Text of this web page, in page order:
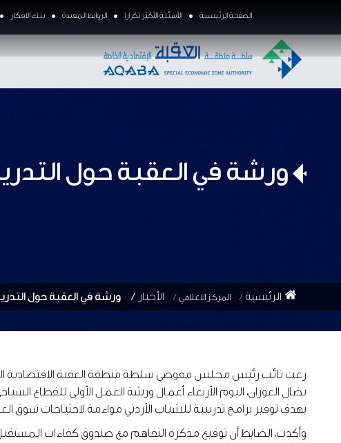
الصفحة الرئيسية الأسئلة الأكثر تكرارا الروابط المفيدة بنك الافكار
ورشة في العقبة حول
الرئيسية المركز الاعلامي الأخبار ورشة في العقبة حول
رعت نائب رئيس مجلس مفوضي سلطة منطقة العقبة الاقتصادية
نضال العوران، اليوم الأربعاء أعمال ورشة العمل الأولى للقطاع
بهدف توفير برامج تدريبية للشباب الأردني مواءمة لاحتياجات سوق
وأكدت، الضابط أن توقيع مذكرة التفاهم مع صندوق كفاءات